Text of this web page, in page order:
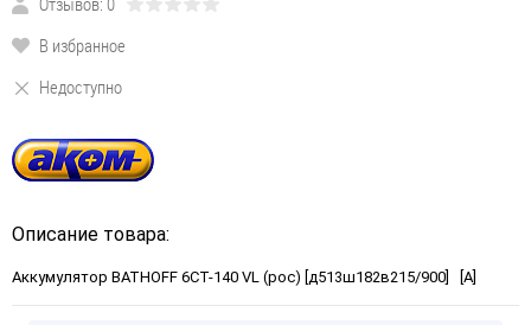
В избранное
Недоступно
Описание товара:
Аккумулятор BATHOFF 6СТ-140 VL (рос) [д513ш182в215/900] [A]